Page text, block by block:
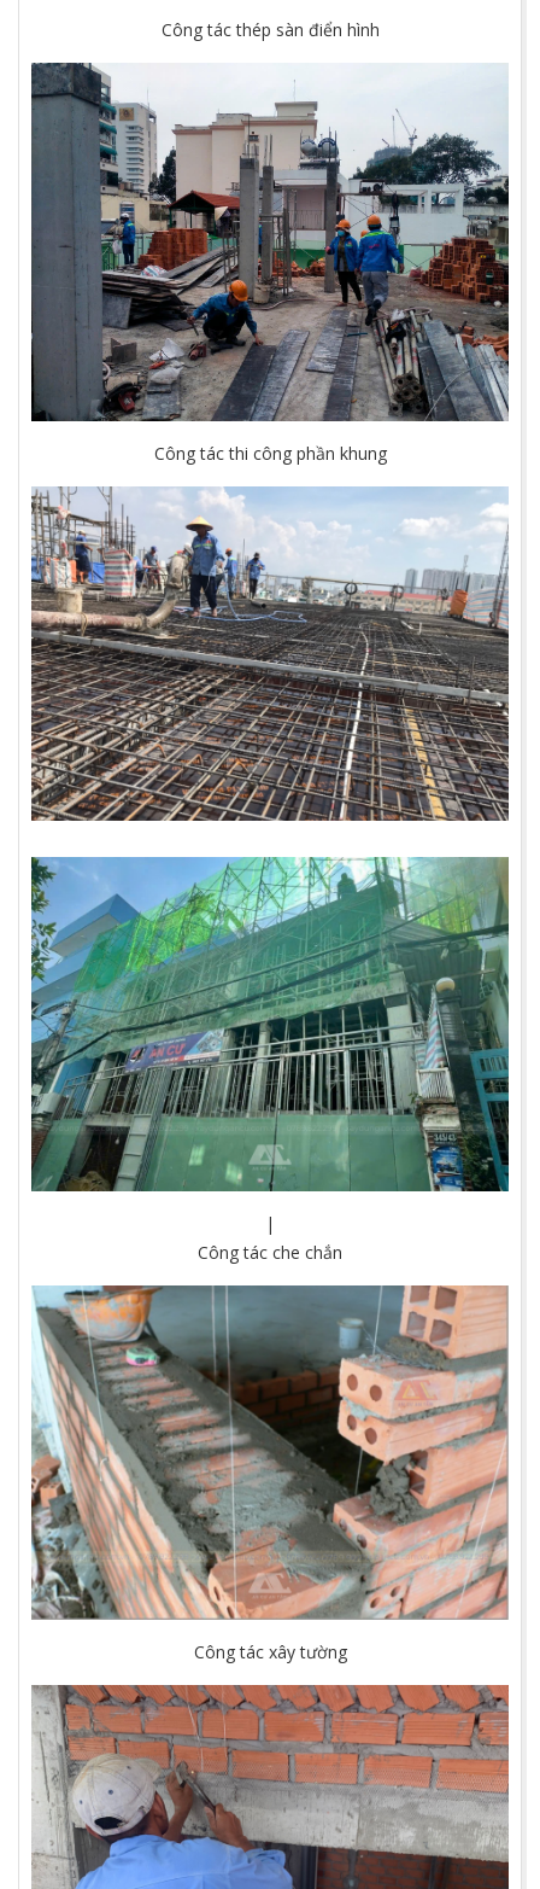
Công tác thép sàn điển hình
Công tác thi công phần khung
|
Công tác che chắn
Công tác xây tường